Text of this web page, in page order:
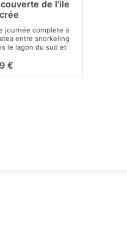
de l'ile
journée complète à
entre snorkeling
le lagon du sud et
du
culturel.
€